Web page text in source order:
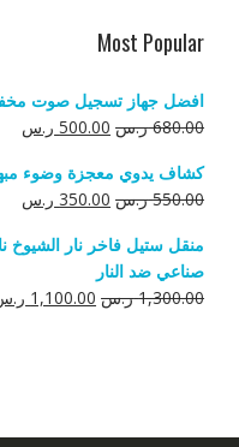
Most Popular
افضل جهاز تسجيل صوت مخفي يسجل 20
680.00 ر.س السعر
هو:
680.00 ر.س.
500.00 ر.س
هو:
كشاف يدوي معجزة وضوء
550.00 ر.س السعر
هو:
550.00 ر.س.
350.00 ر.س
هو:
منقل ستيل فاخر نار
صناعي ضد النار
1,300.00 ر.س السعر
1,100.00